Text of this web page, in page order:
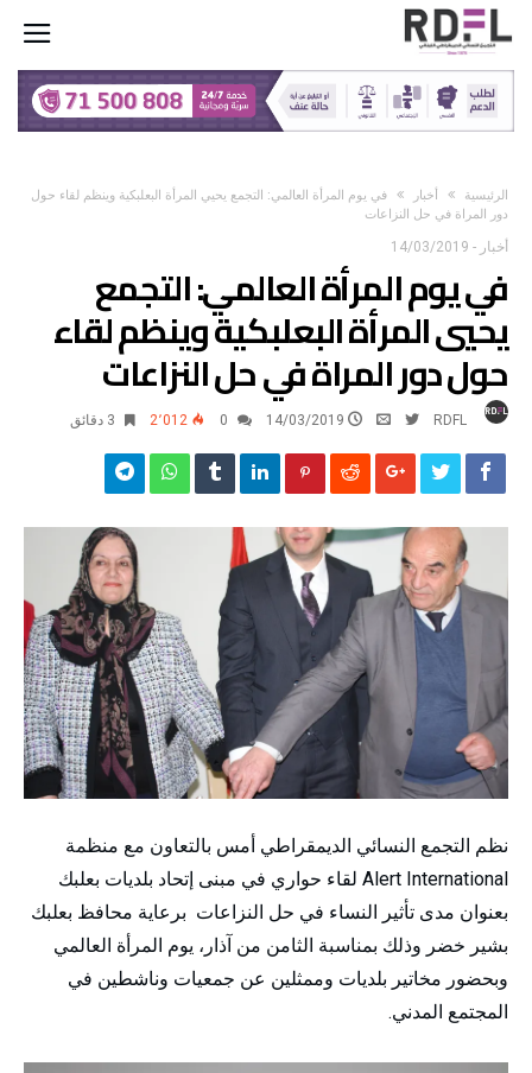
‫الرئيسية‬ أخبار
في يوم المرأة العالمي: التجمع يحيي المرأة البعلبكية وينظم لقاء حول
دور المراة في حل النزاعات
أخبار -
14/03/2019
في يوم المرأة العالمي: التجمع
يحيي المرأة البعلبكية وينظم لقاء
حول دور المراة في حل النزاعات
RDFL
14/03/2019 2٬012 3 ‫دقائق‬
نظم التجمع النسائي الديمقراطي أمس بالتعاون مع منظمة
Alert International لقاء حواري في مبنى إتحاد بلديات بعلبك
بعنوان مدى تأثير النساء في حل النزاعات برعاية محافظ بعلبك
بشير خضر وذلك بمناسبة الثامن من آذار، يوم المرأة العالمي
وبحضور مخاتير بلديات وممثلين عن جمعيات وناشطين في
المجتمع المدني.